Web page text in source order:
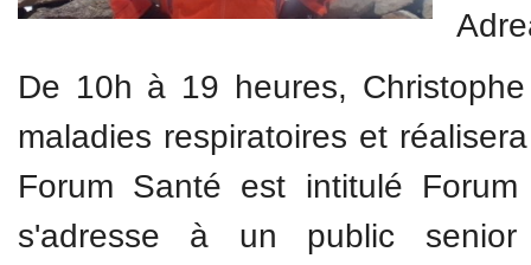
De 10h à 19 heures,
maladies respiratoires et
Forum Santé est intitulé
s'adresse à un public